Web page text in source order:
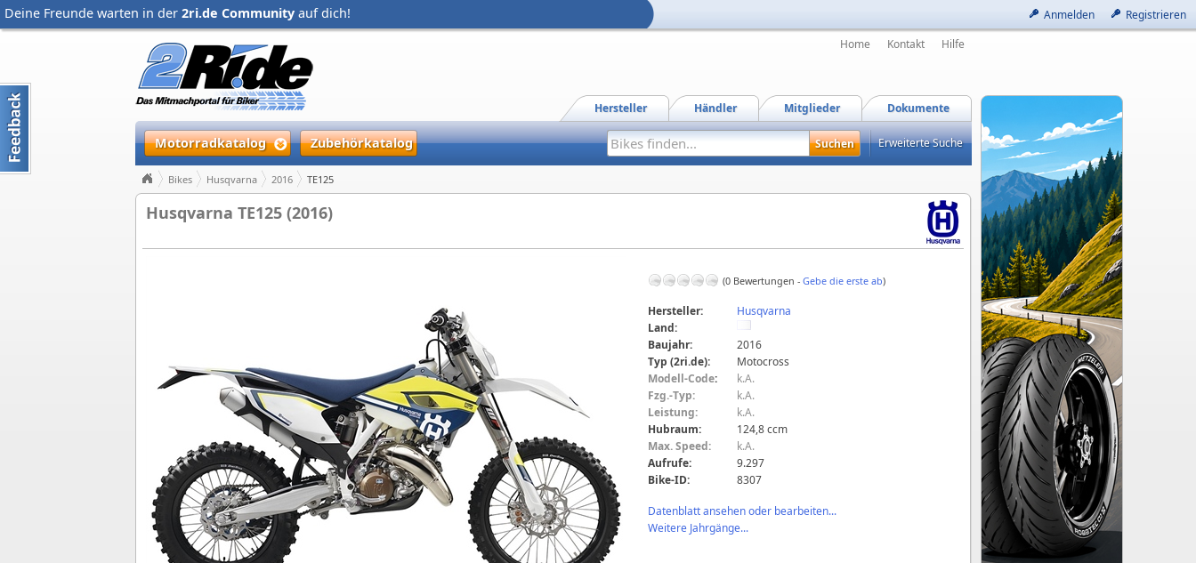
Anmelden Registrieren
Deine Freunde warten in der 2ri.de Community auf dich!
Home Kontakt Hilfe
Dokumente
Mitglieder
Händler
Hersteller
Motorradkatalog Zubehörkatalog Erweiterte Suche
Bikes Husqvarna 2016 TE125
Husqvarna TE125 (2016)
(0 Bewertungen - Gebe die erste ab)
Hersteller:
Husqvarna
Land:
Baujahr:
2016
Typ (2ri.de):
Motocross
Modell-Code:
k.A.
Fzg.-Typ:
k.A.
Leistung:
k.A.
Hubraum:
124,8 ccm
Max. Speed:
k.A.
Aufrufe:
9.297
Bike-ID:
8307
Datenblatt ansehen oder bearbeiten...
Weitere Jahrgänge...